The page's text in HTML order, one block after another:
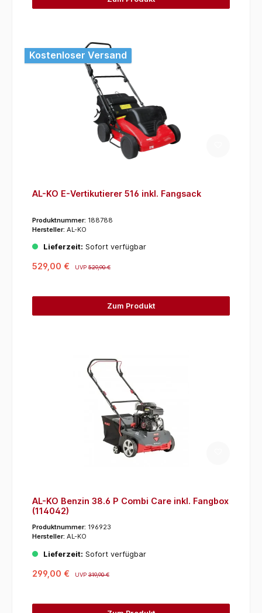
Kostenloser Versand
AL-KO E-Vertikutierer 516 inkl. Fangsack
Produktnummer: 188788
Hersteller: AL-KO
Lieferzeit: Sofort verfügbar
529,00 € UVP529,90 €
Zum Produkt
AL-KO Benzin 38.6 P Combi Care inkl. Fangbox
(114042)
Produktnummer: 196923
Hersteller: AL-KO
Lieferzeit: Sofort verfügbar
299,00 € UVP319,90 €